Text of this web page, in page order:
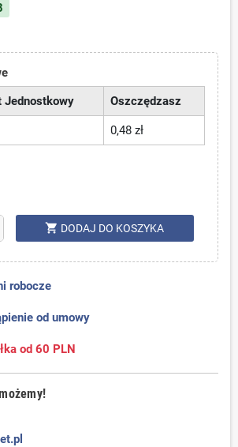
Jednostkowy Oszczędzasz
0,48 zł
shopping_cart DODAJ DO KOSZYKA
robocze
od umowy
od 60 PLN